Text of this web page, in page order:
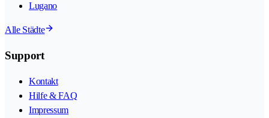
Lugano
Alle Städte
Support
Kontakt
Hilfe & FAQ
Impressum